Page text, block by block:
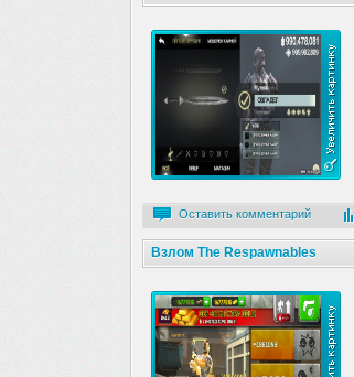
Оставить комментарий
Взлом The Respawnables